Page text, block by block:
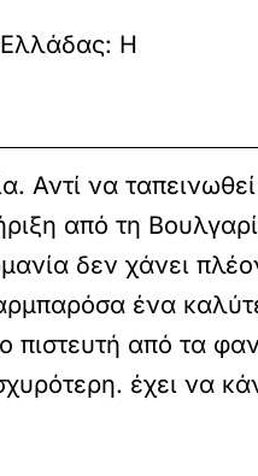
Η
Αντί να
από τη
δεν χάνει
ένα
πιστευτή από τα
έχει να